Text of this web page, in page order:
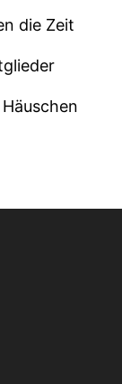
die Zeit
Häuschen